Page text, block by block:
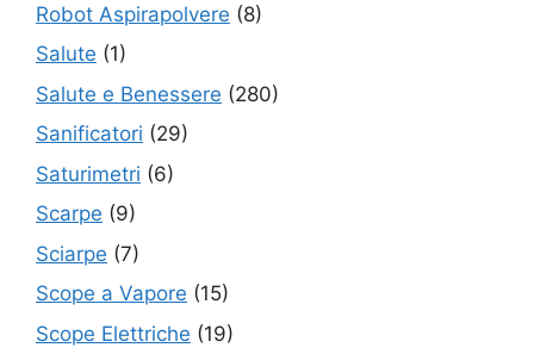
Robot Aspirapolvere (8)
Salute (1)
Salute e Benessere (280)
Sanificatori (29)
Saturimetri (6)
Scarpe (9)
Sciarpe (7)
Scope a Vapore (15)
Scope Elettriche (19)